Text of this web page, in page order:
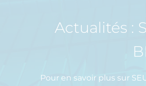
Actualités :
Pour en savoir plus sur